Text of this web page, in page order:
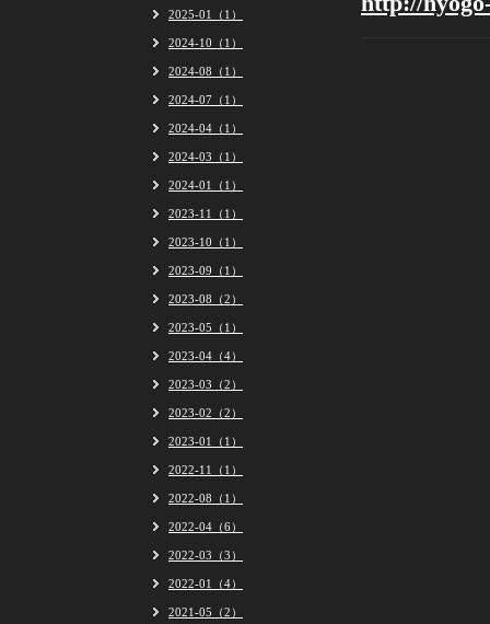
2025-01（1）
2024-10（1）
2024-08（1）
2024-07（1）
2024-04（1）
2024-03（1）
2024-01（1）
2023-11（1）
2023-10（1）
2023-09（1）
2023-08（2）
2023-05（1）
2023-04（4）
2023-03（2）
2023-02（2）
2023-01（1）
2022-11（1）
2022-08（1）
2022-04（6）
2022-03（3）
2022-01（4）
2021-05（2）